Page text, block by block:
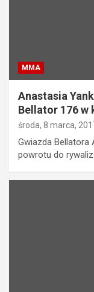
MMA
Anastasia
Bellator 176 w
środa, 8 marca,
Gwiazda Bellatora
powrotu do